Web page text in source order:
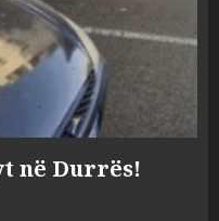
në Durrës!